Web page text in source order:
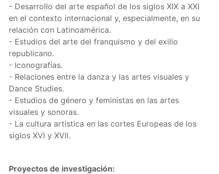
- Desarrollo del arte español de los siglos XIX a XXI
en el contexto internacional y, especialmente, en su
relación con Latinoamérica.
- Estudios del arte del franquismo y del exilio
republicano.
- Iconografías.
- Relaciones entre la danza y las artes visuales y
Dance Studies.
- Estudios de género y feministas en las artes
visuales y sonoras.
- La cultura artística en las cortes Europeas de los
siglos XVI y XVII.
Proyectos de investigación: